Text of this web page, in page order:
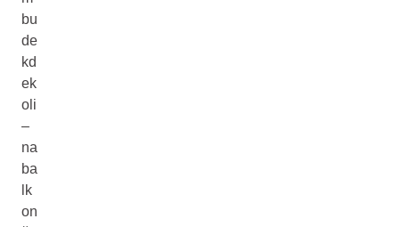
bu
de
kd
ek
oli
–
na
ba
lk
on